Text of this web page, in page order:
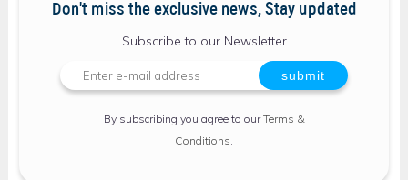
Don't miss the exclusive news, Stay updated
Subscribe to our Newsletter
By subscribing you agree to ourTerms &
Conditions